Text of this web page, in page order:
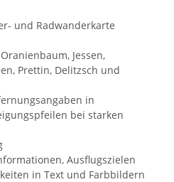
und Radwanderkarte
Jessen,
Prettin, Delitzsch und
in
bei starken
Ausflugszielen
in Text und Farbbildern